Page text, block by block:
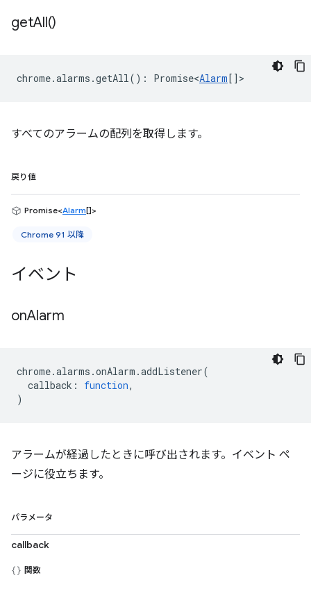
getAll()
chrome.alarms .getAll() : Promise<Alarm[] >
すべてのアラームの配列を取得します。
戻り値
Promise<Alarm[]>
Chrome 91 以降
イベント
onAlarm
chrome.alarms .onAlarm .addListener(
callback : function,
)
アラームが経過したときに呼び出されます。イベント ペ
ージに役立ちます。
パラメータ
callback
関数